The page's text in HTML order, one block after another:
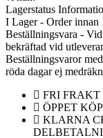
Lagerstatus
I Lager - Order innan
Beställningsvara -
bekräftad vid
Beställningsvaror
röda dagar ej
FRI FRAKT
ÖPPET
KLARNA